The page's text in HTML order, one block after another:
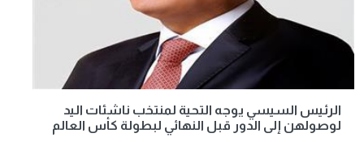
الرئيس السيسي يوجه التحية لمنتخب ناشئات اليد
لوصولهن إلى الدور قبل النهائي لبطولة كأس العالم